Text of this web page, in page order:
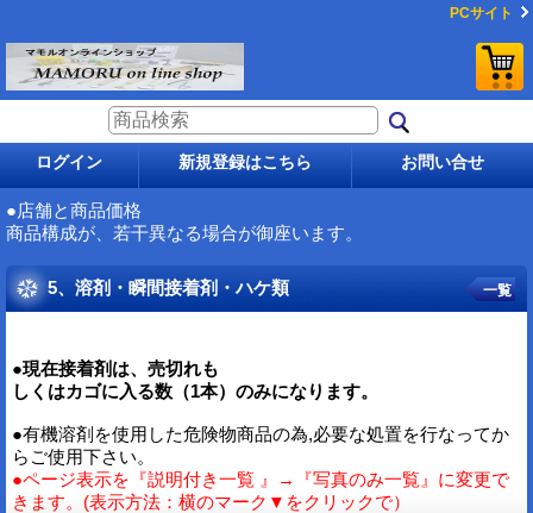
PCサイト
ログイン 新規登録はこちら お問い合せ
●店舗と商品価格
商品構成が、若干異なる場合が御座います。
5、溶剤・瞬間接着剤・ハケ類
●現在接着剤は、売切れも
しくはカゴに入る数（1本）のみになります。
●有機溶剤を使用した危険物商品の為,必要な処置を行なってか
らご使用下さい。
●ページ表示を『説明付き一覧 』→『写真のみ一覧』に変更で
きます。(表示方法：横のマーク▼をクリックで）
一覧